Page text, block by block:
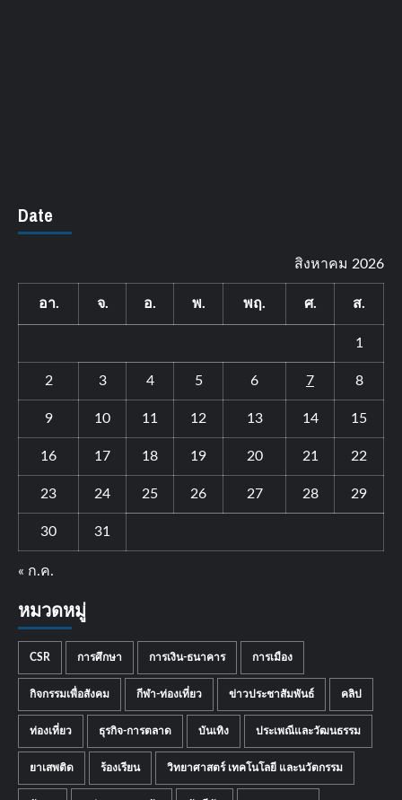
Date
สิงหาคม 2026
อา. จ. อ. พ. พฤ. ศ. ส.
1
2 3 4 5 6 7 8
9 10 11 12 13 14 15
16 17 18 19 20 21 22
23 24 25 26 27 28 29
30 31
« ก.ค.
หมวดหมู่
CSR การศึกษา การเงิน-ธนาคาร การเมือง
กิจกรรมเพื่อสังคม กีฬา-ท่องเที่ยว ข่าวประชาสัมพันธ์ คลิป
ท่องเที่ยว ธุรกิจ-การตลาด บันเทิง ประเพณีและวัฒนธรรม
ยาเสพติด ร้องเรียน วิทยาศาสตร์ เทคโนโลยี และนวัตกรรม